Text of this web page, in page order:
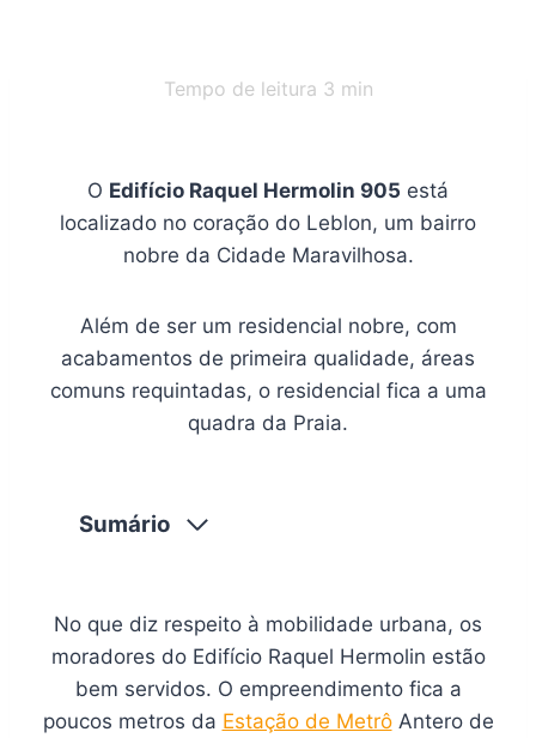
Tempo de leitura 3 min
O Edifício Raquel Hermolin 905 está
localizado no coração do Leblon, um bairro
nobre da Cidade Maravilhosa.
Além de ser um residencial nobre, com
acabamentos de primeira qualidade, áreas
comuns requintadas, o residencial fica a uma
quadra da Praia.
Sumário
No que diz respeito à mobilidade urbana, os
moradores do Edifício Raquel Hermolin estão
bem servidos. O empreendimento fica a
poucos metros da Estação de MetrôAntero de